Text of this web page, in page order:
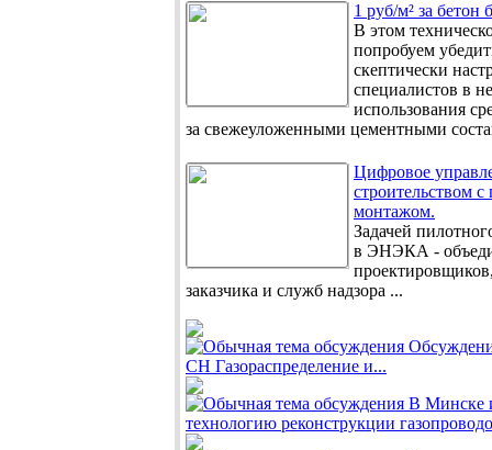
1 руб/м² за бетон
В этом
попробуем
скептически
специалистов в
использования
за свежеуложенными цементными
Цифровое
строительством
монтажом.
Задачей
в ЭНЭКА -
заказчика и служб надзора ...
СН Газораспределение и...
В Минске
технологию реконструкции